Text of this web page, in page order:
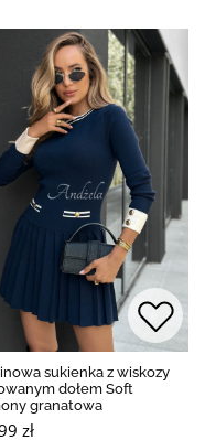
sukienka z wiskozy
dołem Soft
granatowa
zł